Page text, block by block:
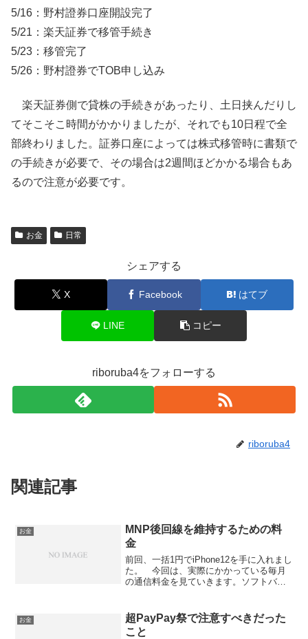
5/16：野村證券口座開設完了
5/21：楽天証券で移管手続き
5/23：移管完了
5/26：野村證券でTOB申し込み
楽天証券側で貸株の手続きがあったり、土日挟んだりし
てそこそこ時間がかかりましたが、それでも10日程で全
部終わりました。証券口座によっては株式移管時に書類で
の手続きが必要で、その場合は2週間ほどかかる場合もあ
るので注意が必要です。
お金 日常
シェアする
X Facebook はてブ
LINE コピー
riboruba4をフォローする
riboruba4
関連記事
お金
MNP後回線を維持するための料
金
前回、一括1円でiPhone12を手に入れまし
た。 今回は、実際にかかっている毎月
の通信料金を見ていきます。ソフトバン
オプション料金がかかってます。 また
データメリハ...
お金
超PayPay祭で注意すべきだった
こと